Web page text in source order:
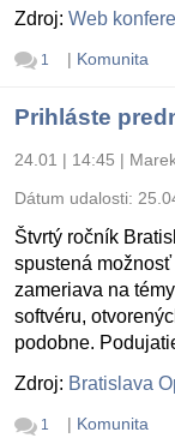
Zdroj: Web
1 | Komunita
Prihláste
24.01 | 14:45 |
Dátum udalosti:
Štvrtý ročník
spustená
zameriava na
softvéru,
podobne.
Zdroj: Bratislava
1 | Komunita